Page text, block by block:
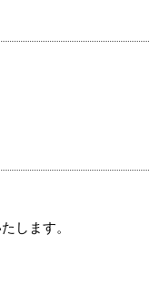
します。